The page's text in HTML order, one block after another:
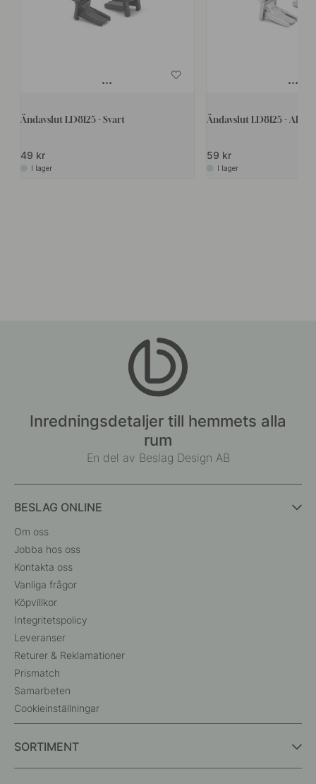
Ändavslut LD8125 - Svart
49 kr
I lager
Ändavslut LD8125 -
59 kr
I lager
Inredningsdetaljer till hemmets alla
rum
En del av Beslag Design AB
BESLAG ONLINE
Om oss
Jobba hos oss
Kontakta oss
Vanliga frågor
Köpvillkor
Integritetspolicy
Leveranser
Returer & Reklamationer
Prismatch
Samarbeten
Cookieinställningar
SORTIMENT